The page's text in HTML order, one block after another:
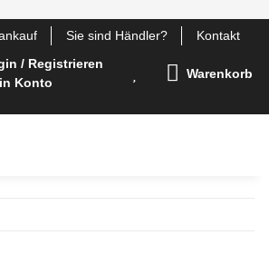
Sie sind Händler? Kontakt
/ Registrieren
Konto
Warenkorb